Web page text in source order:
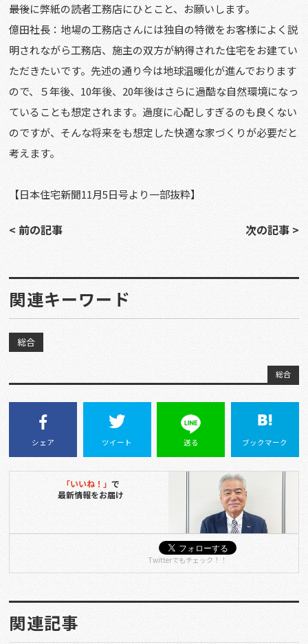
――最後に弊紙の読者工務店にひとこと、お願いします。
億田社長：地場の工務店さんには独自の特徴をお客様によく説
明されながら工務店、施主の双方が納得された住宅をお建てい
ただきたいです。先述の通り今は地球温暖化が進んでおります
ので、５年後、10年後、20年後はさらに過酷な自然環境になっ
ていることも想定されます。過度に心配しすぎるのも良くない
のですが、そんな将来をも想定した快適な家づくりが必要だと
考えます。
【日本住宅新聞11月5日号より一部抜粋】
< 前の記事 次の記事 >
関連キーワード
総合
総合
シェア ツイート 送る ブックマーク
「いいね！」 で
最新情報をお届け
Twitterでもチェック！！
関連記事